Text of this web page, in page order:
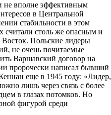
не вполне эффективным
в Центральной
стабильности в этом
считали столь же опасным и
Польские лидеры
не очень почитаемые
Варшавский договор на
пророчески написал бывший
еще в 1945 году: «Лидер,
лишь через связь с более
в глазах потомков. Но
фигурой среди